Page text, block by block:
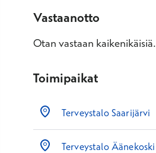
Vastaanotto
Otan vastaan kaikenikäisiä.
Toimipaikat
Terveystalo Saarijärvi
Terveystalo Äänekoski